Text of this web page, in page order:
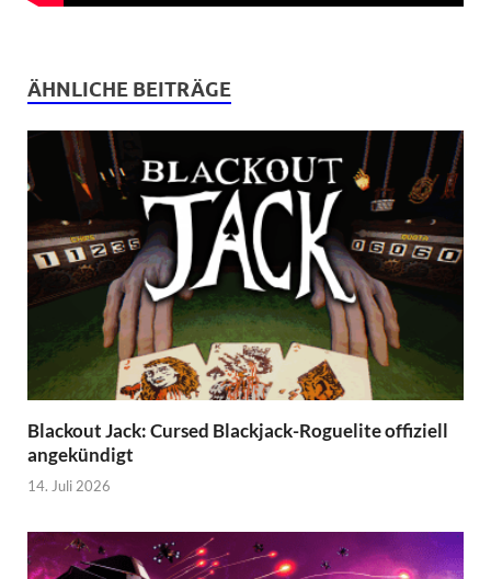
ÄHNLICHE BEITRÄGE
Blackout Jack: Cursed Blackjack-Roguelite offiziell
angekündigt
14. Juli 2026